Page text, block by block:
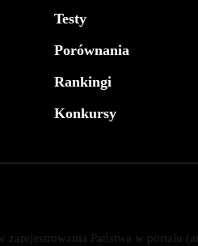
Testy
Porównania
Rankingi
Konkursy
zarejestrowania Państwa w portalu